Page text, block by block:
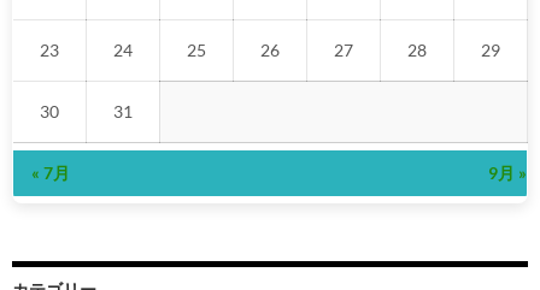
23 24 25 26 27 28 29
30 31
« 7月 9月 »